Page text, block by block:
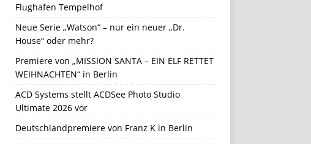
Flughafen Tempelhof
Neue Serie „Watson“ – nur ein neuer „Dr.
House“ oder mehr?
Premiere von „MISSION SANTA – EIN ELF RETTET
WEIHNACHTEN“ in Berlin
ACD Systems stellt ACDSee Photo Studio
Ultimate 2026 vor
Deutschlandpremiere von Franz K in Berlin